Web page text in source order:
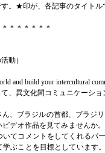
。★印が、各記事のタイトル
＊＊＊＊＊＊
動）
and build your intercultural
、異文化間コミュニケーショ
、ブラジルの首都、ブラジ
デオ作品を見てみませんか
てコメントをしてくれるパ
ぶことを目標としています